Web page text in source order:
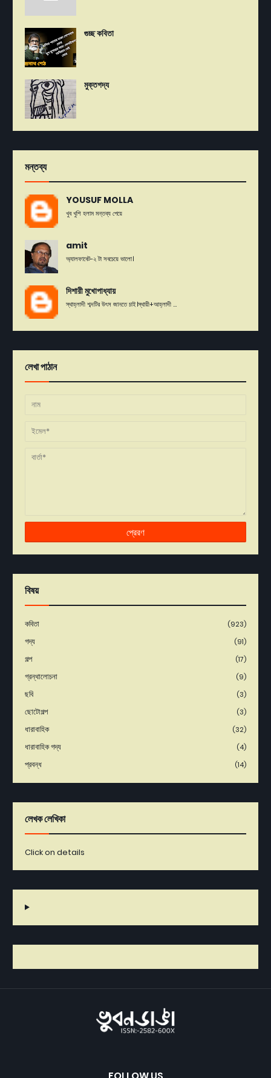
গুচ্ছ কবিতা
মুক্তগদ্য
মন্তব্য
YOUSUF MOLLA
খুব খুশি হলাম মন্তব্য পেয়ে
amit
অ্যালফাবেট-২ টা সবচেয়ে ভালো।
দিশারী মুখোপাধ্যায়
স্থাহ্লাদী শব্দটির উৎস জানতে চাই।স্থায়ী+আহ্লাদী ...
লেখা পাঠান
বিষয়
কবিতা (923)
গদ্য (91)
গল্প (17)
গ্রন্থালোচনা (9)
ছবি (3)
ছোটোগল্প (3)
ধারাবাহিক (32)
ধারাবাহিক গদ্য (4)
প্রবন্ধ (14)
লেখক লেখিকা
Click on details